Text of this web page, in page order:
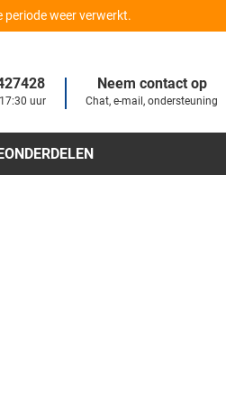
weer verwerkt.
uur
Neem contact op
Chat, e-mail, ondersteuning